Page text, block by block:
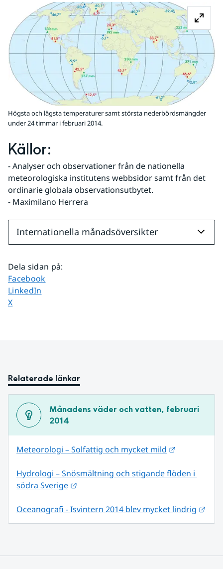
Högsta och lägsta temperaturer samt största nederbördsmängder
under 24 timmar i februari 2014.
Källor:
- Analyser och observationer från de nationella
meteorologiska institutens webbsidor samt från det
ordinarie globala observationsutbytet.
- Maximilano Herrera
Internationella månadsöversikter
Dela sidan på:
Dela sidan på
Facebook
Dela sidan på
LinkedIn
Dela sidan på
X
Relaterade länkar
Månadens väder och vatten, februari
2014
Meteorologi – Solfattig och mycket mild
Hydrologi – Snösmältning och stigande flöden i
södra Sverige
Oceanografi - Isvintern 2014 blev mycket lindrig